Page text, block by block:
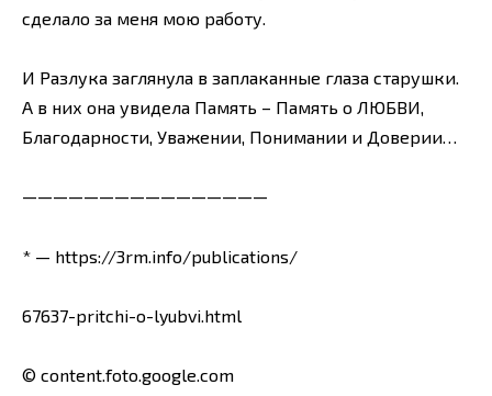
сделало за меня мою работу.
И Разлука заглянула в заплаканные глаза старушки.
А в них она увидела Память – Память о ЛЮБВИ,
Благодарности, Уважении, Понимании и Доверии…
————————————————
* — https://3rm.info/publications/
67637-pritchi-o-lyubvi.html
© content.foto.google.com